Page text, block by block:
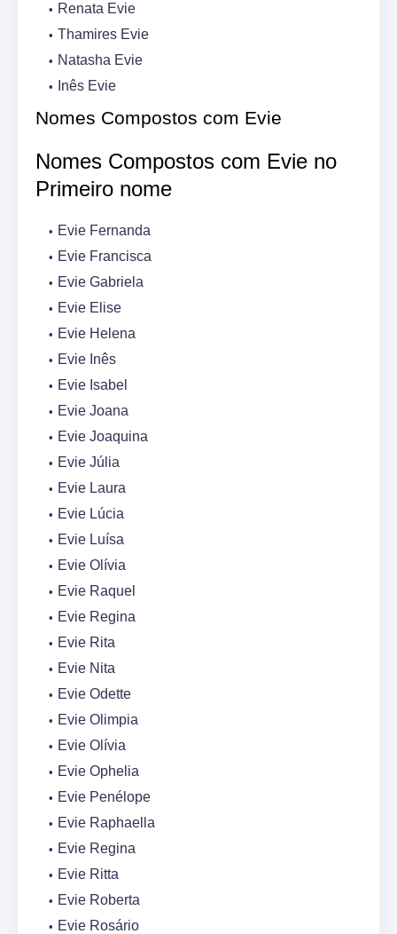
Renata Evie
Thamires Evie
Natasha Evie
Inês Evie
Nomes Compostos com Evie
Nomes Compostos com Evie no
Primeiro nome
Evie Fernanda
Evie Francisca
Evie Gabriela
Evie Elise
Evie Helena
Evie Inês
Evie Isabel
Evie Joana
Evie Joaquina
Evie Júlia
Evie Laura
Evie Lúcia
Evie Luísa
Evie Olívia
Evie Raquel
Evie Regina
Evie Rita
Evie Nita
Evie Odette
Evie Olimpia
Evie Olívia
Evie Ophelia
Evie Penélope
Evie Raphaella
Evie Regina
Evie Ritta
Evie Roberta
Evie Rosário